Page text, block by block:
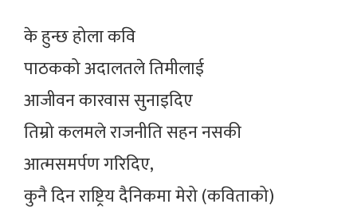
के हुन्छ होला कवि
पाठकको अदालतले तिमीलाई
आजीवन कारवास सुनाइदिए
तिम्रो कलमले राजनीति सहन नसकी
आत्मसमर्पण गरिदिए,
कुनै दिन राष्ट्रिय दैनिकमा मेरो (कविताको)